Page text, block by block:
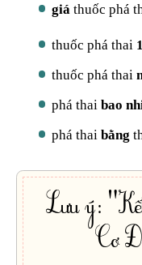
giá thuốc phá
thuốc phá thai
thuốc phá thai
phá thaibao
phá thaibằng
Lưu ý:
Cơ